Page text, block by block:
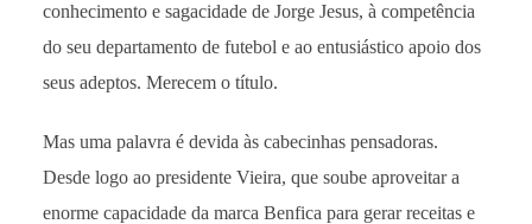
conhecimento e sagacidade de Jorge Jesus, à competência
do seu departamento de futebol e ao entusiástico apoio dos
seus adeptos. Merecem o título.
Mas uma palavra é devida às cabecinhas pensadoras.
Desde logo ao presidente Vieira, que soube aproveitar a
enorme capacidade da marca Benfica para gerar receitas e